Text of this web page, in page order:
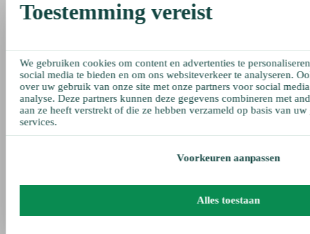
Toestemming vereist
We gebruiken cookies om content en advertenties te
social media te bieden en om ons websiteverkeer te analyseren.
over uw gebruik van onze site met onze partners voor social
analyse. Deze partners kunnen deze gegevens combineren met
aan ze heeft verstrekt of die ze hebben verzameld op basis van
services.
Voorkeuren aanpassen
Alles toestaan